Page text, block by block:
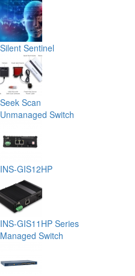
Silent Sentinel
Seek Scan
Unmanaged Switch
INS-GIS12HP
INS-GIS11HP Series
Managed Switch